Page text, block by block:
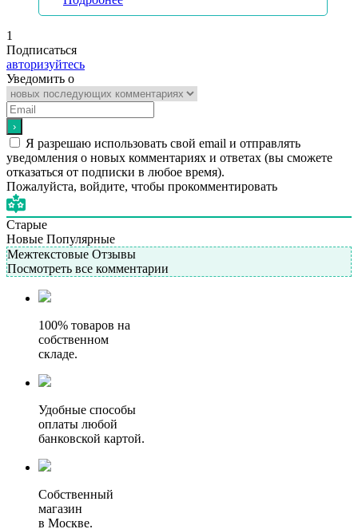
1
Подписаться
авторизуйтесь
Уведомить о
Я разрешаю использовать свой email и отправлять
уведомления о новых комментариях и ответах (вы cможете
отказаться от подписки в любое время).
Пожалуйста, войдите, чтобы прокомментировать
Старые
Новые Популярные
Межтекстовые Отзывы
Посмотреть все комментарии
100% товаров на
собственном
складе.
Удобные способы
оплаты любой
банковской картой.
Собственный
магазин
в Москве.